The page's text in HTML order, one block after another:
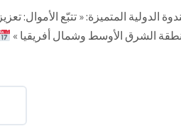
المتميزة: « تتبّع الأموال:
الشرق الأوسط وشمال أفريقيا »